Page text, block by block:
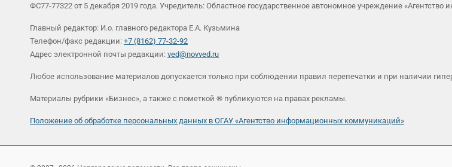
ФС77-77322 от 5 декабря 2019 года. Учредитель: Областное государственное автономное учреждение
Главный редактор: И.о. главного редактора Е.А. Кузьмина
Телефон/факс редакции: +7 (8162) 77-32-92
Адрес электронной почты редакции: ved@novved.ru
Любое использование материалов допускается только при соблюдении правил перепечатки и при наличии
Материалы рубрики «Бизнес», а также с пометкой ® публикуются на правах рекламы.
Положение об обработке персональных данных в ОГАУ «Агентство информационных коммуникаций»